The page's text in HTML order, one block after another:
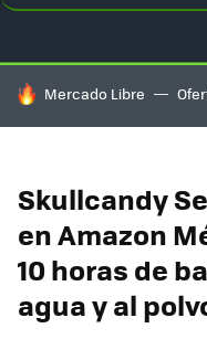
HOY SE HABLA DE
Mercado Libre
Skullcandy
en Amazon
10 horas de
agua y al